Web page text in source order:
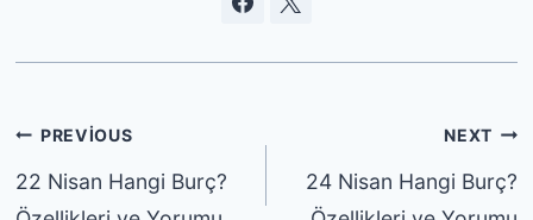
Yazı
gezinmesi
PREVIOUS
22 Nisan Hangi Burç?
NEXT
24 Nisan Hangi Burç?